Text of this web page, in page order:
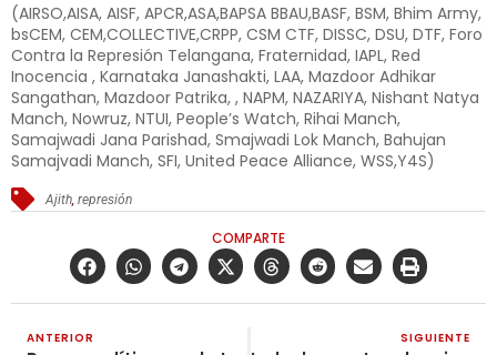
(AIRSO,AISA, AISF, APCR,ASA,BAPSA BBAU,BASF, BSM, Bhim Army,
bsCEM, CEM,COLLECTIVE,CRPP, CSM CTF, DISSC, DSU, DTF, Foro
Contra la Represión Telangana, Fraternidad, IAPL, Red
Inocencia , Karnataka Janashakti, LAA, Mazdoor Adhikar
Sangathan, Mazdoor Patrika, , NAPM, NAZARIYA, Nishant Natya
Manch, Nowruz, NTUI, People’s Watch, Rihai Manch,
Samajwadi Jana Parishad, Smajwadi Lok Manch, Bahujan
Samajvadi Manch, SFI, United Peace Alliance, WSS,Y4S)
Ajith ,represión
COMPARTE
ANTERIOR SIGUIENTE